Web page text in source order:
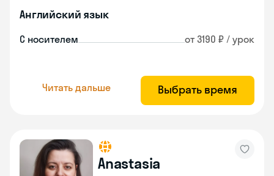
Английский язык
С носителем от 3190 ₽ / урок
Читать дальше Выбрать время
Anastasia